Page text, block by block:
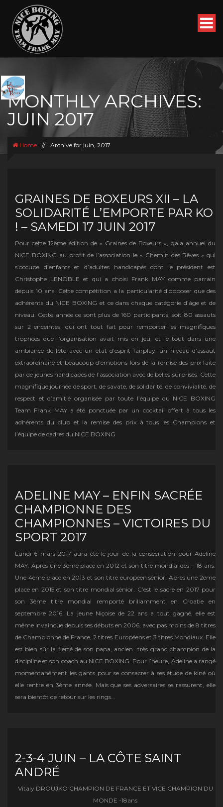
MONTHLY ARCHIVES:
JUIN 2017
Home // Archive for juin, 2017
GRAINES DE BOXEURS XII – LA
SOLIDARITÉ L’EMPORTE PAR KO
! – SAMEDI 17 JUIN 2017
Pour cette 12ème édition de « Graines de Boxeurs », gala annuel du
NICE BOXING au profit de l’association le « Chemin des Rêves » qui
s’occupe d’enfants et d’adultes handicapés dont le président est
Christophe LENOBLE et qui a choisi Frank MAY comme parrain
depuis 10 ans. Cette compétition a la particularité d’opposer que des
adhérents du NICE BOXING et ce dans chaque catégorie d’âge et de
niveau. Cette année ce sont plus de 160 participants, soit 80 assauts
sur 2 enceintes, qui ont tout fait pour remporter les magnifiques
trophées que l’organisation avait mis en jeu, et le tout dans une
ambiance de fête avec un état d’esprit fairplay, un niveau d’assaut
extraordinaire et beaucoup d’émotions lors de la remise des prix faite
par de jeunes handicapés de l’association avec de belles surprises. Cette
magnifique journée de sport, de savate, de solidarité, de convivialité, de
respect et d’amitié organisée par toute l’équipe du NICE BOXING
Team Frank MAY a été ponctuée par un cocktail offert à tous les
adhérents du club et la remise des prix à tous les Champions et
l’équipe de cadres du NICE BOXING
ADELINE MAY – ENFIN SACRÉE
CHAMPIONNE DES
CHAMPIONNES – VICTOIRES DU
SPORT 2017
Lundi 6 mars 2017 aura été le jour de la consécration pour Adeline
MAY. Après une 3ème place en 2012 et son titre mondial des – 18 ans.
Une 4ème place en 2013 et son titre européen sénior. Après une 2ème
place en 2015 et son titre mondial sénior. C’est le sacre en 2017 pour
son 3ème titre mondial remporté brillamment en Croatie en
septembre 2016. La jeune Niçoise de 22 ans a tout gagné, elle est
même invaincue depuis ses débuts en 2006, avec pas moins de 8 titres
de Championne de France, 2 titres Européens et 3 titres Mondiaux. Elle
est bien sûr la fierté de son papa, ancien très grand champion de la
discipline et son coach au NICE BOXING. Pour l’heure, Adeline a rangé
momentanément les gants pour se consacrer à ses étude de kiné où
elle rentre en 3ème année. Mais que ses adversaires se rassurent, elle
sera bientôt de retour sur les rings…
2-3-4 JUIN – LA CÔTE SAINT
ANDRÉ
Vitaly DROUJKO CHAMPION DE FRANCE ET VICE CHAMPION DU
MONDE -18ans